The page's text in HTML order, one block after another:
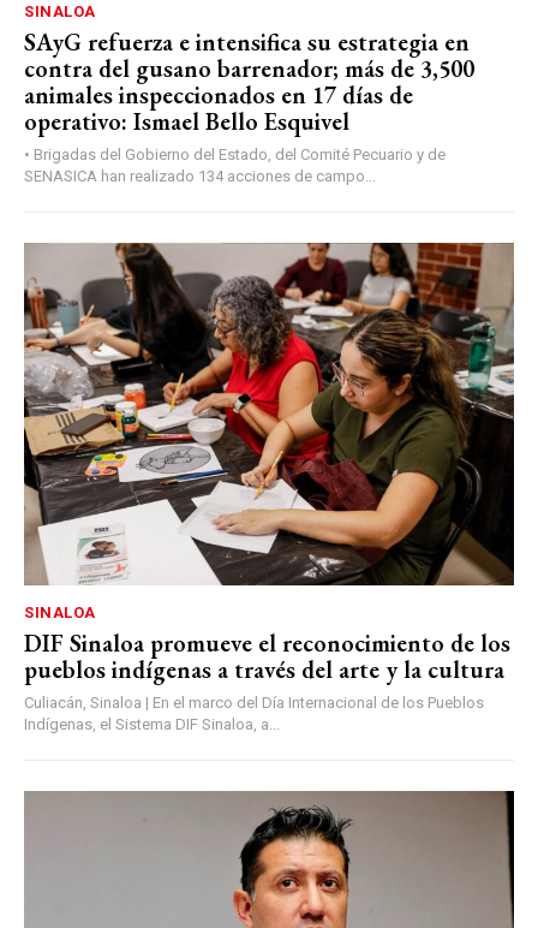
SINALOA
SAyG refuerza e intensifica su estrategia en
contra del gusano barrenador; más de 3,500
animales inspeccionados en 17 días de
operativo: Ismael Bello Esquivel
• Brigadas del Gobierno del Estado, del Comité Pecuario y de
SENASICA han realizado 134 acciones de campo...
SINALOA
DIF Sinaloa promueve el reconocimiento de los
pueblos indígenas a través del arte y la cultura
Culiacán, Sinaloa | En el marco del Día Internacional de los Pueblos
Indígenas, el Sistema DIF Sinaloa, a...